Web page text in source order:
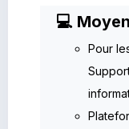
💻
Pour